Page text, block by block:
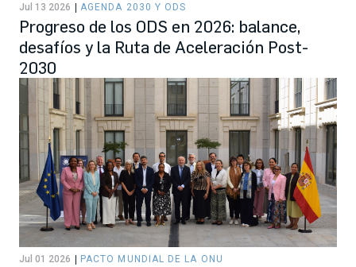
Jul 13 2026 AGENDA 2030 Y ODS
Progreso de los ODS en 2026: balance,
desafíos y la Ruta de Aceleración Post-
2030
Jul 01 2026 PACTO MUNDIAL DE LA ONU